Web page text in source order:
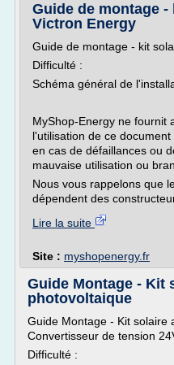
Guide de montage -
Victron Energy
Guide de montage - kit
Difficulté :
Schéma général de
MyShop-Energy ne fournit
l'utilisation de ce
en cas de défaillances ou
mauvaise utilisation ou
Nous vous rappelons que
dépendent des
Lire la suite
Site : myshopenergy.fr
Guide Montage - Kit
photovoltaique
Guide Montage - Kit solaire
Convertisseur de tension
Difficulté :